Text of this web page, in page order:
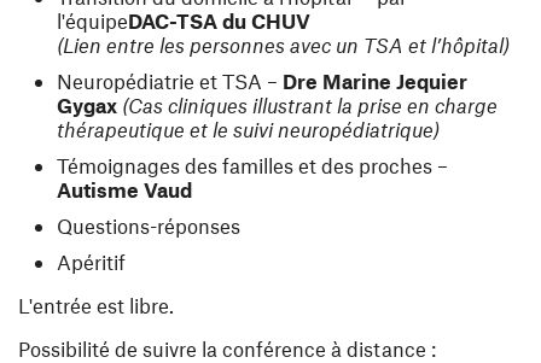
l'équipeDAC-TSA du CHUV
(Lien entre les personnes avec un TSA et l’hôpital)
Neuropédiatrie et TSA – Dre Marine Jequier
Gygax (Cas cliniques illustrant la prise en charge
thérapeutique et le suivi neuropédiatrique)
Témoignages des familles et des proches –
Autisme Vaud
Questions-réponses
Apéritif
L'entrée est libre.
Possibilité de suivre la conférence à distance :